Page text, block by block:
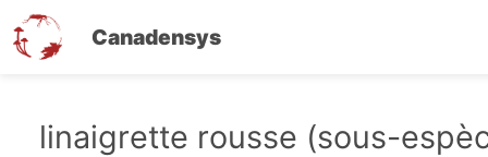
Canadensys
linaigrette rousse (sous-